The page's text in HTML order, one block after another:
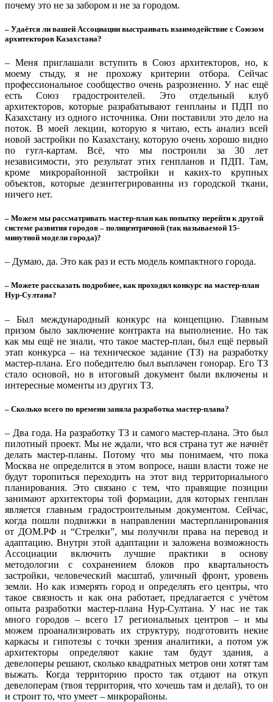
почему это не за забором и не за городом.
– Удаётся ли вашей Ассоциации выстраивать взаимодействие с Союзом
архитекторов Казахстана?
– Меня приглашали вступить в Союз архитекторов, но, к
моему стыду, я не прохожу критерии отбора. Сейчас
профессиональное сообщество очень разрозненно. У нас ещё
есть Союз градостроителей. Это отдельный клуб
архитекторов, которые разрабатывают генпланы и ПДП по
Казахстану из одного источника. Они поставили это дело на
поток. В моей лекции, которую я читаю, есть анализ всей
новой застройки по Казахстану, которую очень хорошо видно
по гугл-картам. Всё, что мы построили за 30 лет
независимости, это результат этих генпланов и ПДП. Там,
кроме микрорайонной застройки и каких-то крупных
объектов, которые дезинтегрированны из городской ткани,
ничего нет.
– Можем мы рассматривать мастер-план как попытку перейти к другой
системе развития городов – полицентричной (так называемой 15-
минутной модели города)?
– Думаю, да. Это как раз и есть модель компактного города.
– Можете рассказать подробнее, как проходил конкурс на мастер-план
Нур-Султана?
– Был международный конкурс на концепцию. Главным
призом было заключение контракта на выполнение. Но так
как мы ещё не знали, что такое мастер-план, был ещё первый
этап конкурса – на техническое задание (ТЗ) на разработку
мастер-плана. Его победителю был выплачен гонорар. Его ТЗ
стало основой, но в итоговый документ были включены и
интересные моменты из других ТЗ.
– Сколько всего по времени заняла разработка мастер-плана?
– Два года. На разработку ТЗ и самого мастер-плана. Это был
пилотный проект. Мы не ждали, что вся страна тут же начнёт
делать мастер-планы. Потому что мы понимаем, что пока
Москва не определится в этом вопросе, наши власти тоже не
будут торопиться переходить на этот вид территориального
планирования. Это связано с тем, что правящие позиции
занимают архитекторы той формации, для которых генплан
является главным градостроительным документом. Сейчас,
когда пошли подвижки в направлении мастерпланирования
от ДОМ.РФ и “Стрелки”, мы получили права на перевод и
адаптацию. Внутри этой адаптации и заложена возможность
Ассоциации включить лучшие практики в основу
методологии с сохранением блоков про квартальность
застройки, человеческий масштаб, уличный фронт, уровень
земли. Но как измерять город и определять его центры, что
такое связность и как она работает, предлагается с учётом
опыта разработки мастер-плана Нур-Султана. У нас не так
много городов – всего 17 региональных центров – и мы
можем проанализировать их структуру, подготовить некие
каркасы и гипотезы с точки зрения аналитики, а потом уж
архитекторы определяют какие там будут здания, а
девелоперы решают, сколько квадратных метров они хотят там
выжать. Когда территорию просто так отдают на откуп
девелоперам (твоя территория, что хочешь там и делай), то он
и строит то, что умеет – микрорайоны.